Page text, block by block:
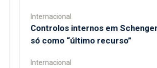
Internacional
Controlos internos em
só como “último recurso”
Internacional